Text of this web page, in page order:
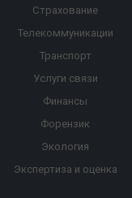
Страхование
Телекоммуникации
Транспорт
Услуги связи
Финансы
Форензик
Экология
Экспертиза и оценка